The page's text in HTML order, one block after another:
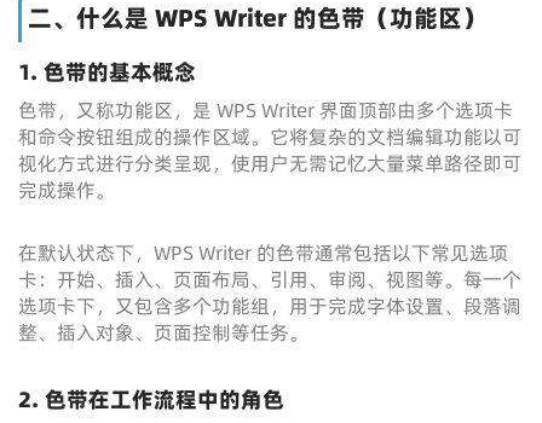
二、什么是 WPS Writer 的色带（功能区）
1. 色带的基本概念
色带，又称功能区，是 WPS Writer 界面顶部由多个选项卡
和命令按钮组成的操作区域。它将复杂的文档编辑功能以可
视化方式进行分类呈现，使用户无需记忆大量菜单路径即可
完成操作。
在默认状态下，WPS Writer 的色带通常包括以下常见选项
卡：开始、插入、页面布局、引用、审阅、视图等。每一个
选项卡下，又包含多个功能组，用于完成字体设置、段落调
整、插入对象、页面控制等任务。
2. 色带在工作流程中的角色